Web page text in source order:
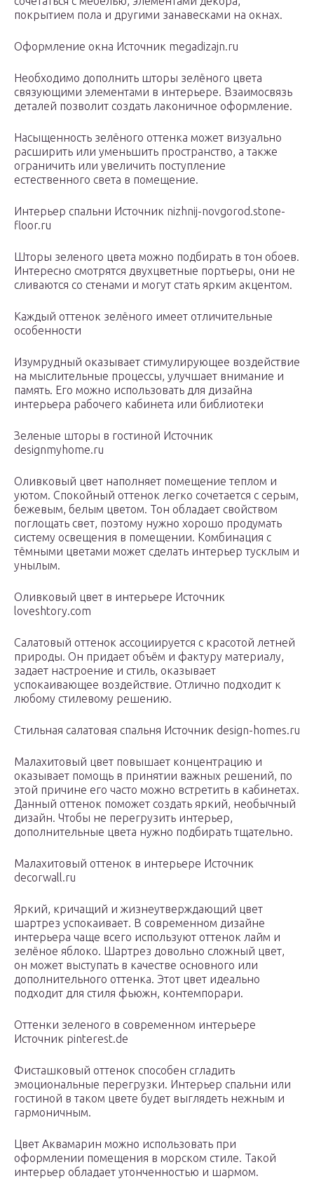
покрытием пола и другими занавесками на окнах.
Оформление окна Источник megadizajn.ru
Необходимо дополнить шторы зелёного цвета
связующими элементами в интерьере. Взаимосвязь
деталей позволит создать лаконичное оформление.
Насыщенность зелёного оттенка может визуально
расширить или уменьшить пространство, а также
ограничить или увеличить поступление
естественного света в помещение.
Интерьер спальни Источник nizhnij-novgorod.stone-
floor.ru
Шторы зеленого цвета можно подбирать в тон обоев.
Интересно смотрятся двухцветные портьеры, они не
сливаются со стенами и могут стать ярким акцентом.
Каждый оттенок зелёного имеет отличительные
особенности
Изумрудный оказывает стимулирующее воздействие
на мыслительные процессы, улучшает внимание и
память. Его можно использовать для дизайна
интерьера рабочего кабинета или библиотеки
Зеленые шторы в гостиной Источник
designmyhome.ru
Оливковый цвет наполняет помещение теплом и
уютом. Спокойный оттенок легко сочетается с серым,
бежевым, белым цветом. Тон обладает свойством
поглощать свет, поэтому нужно хорошо продумать
систему освещения в помещении. Комбинация с
тёмными цветами может сделать интерьер тусклым и
унылым.
Оливковый цвет в интерьере Источник
loveshtory.com
Салатовый оттенок ассоциируется с красотой летней
природы. Он придает объём и фактуру материалу,
задает настроение и стиль, оказывает
успокаивающее воздействие. Отлично подходит к
любому стилевому решению.
Стильная салатовая спальня Источник design-homes.ru
Малахитовый цвет повышает концентрацию и
оказывает помощь в принятии важных решений, по
этой причине его часто можно встретить в кабинетах.
Данный оттенок поможет создать яркий, необычный
дизайн. Чтобы не перегрузить интерьер,
дополнительные цвета нужно подбирать тщательно.
Малахитовый оттенок в интерьере Источник
decorwall.ru
Яркий, кричащий и жизнеутверждающий цвет
шартрез успокаивает. В современном дизайне
интерьера чаще всего используют оттенок лайм и
зелёное яблоко. Шартрез довольно сложный цвет,
он может выступать в качестве основного или
дополнительного оттенка. Этот цвет идеально
подходит для стиля фьюжн, контемпорари.
Оттенки зеленого в современном интерьере
Источник pinterest.de
Фисташковый оттенок способен сгладить
эмоциональные перегрузки. Интерьер спальни или
гостиной в таком цвете будет выглядеть нежным и
гармоничным.
Цвет Аквамарин можно использовать при
оформлении помещения в морском стиле. Такой
интерьер обладает утонченностью и шармом.